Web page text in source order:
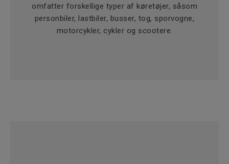
omfatter forskellige typer af køretøjer, såsom
personbiler, lastbiler, busser, tog, sporvogne,
motorcykler, cykler og scootere.